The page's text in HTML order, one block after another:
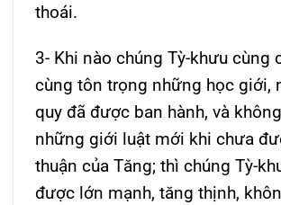
thoái.
3- Khi nào chúng Tỳ-khưu cùng
cùng tôn trọng những học giới,
quy đã được ban hành, và
những giới luật mới khi chưa
thuận của Tăng; thì chúng Tỳ-
được lớn mạnh, tăng thịnh,